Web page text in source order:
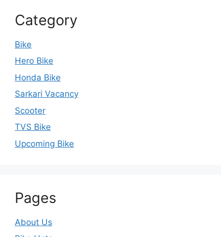
Category
Bike
Hero Bike
Honda Bike
Sarkari Vacancy
Scooter
TVS Bike
Upcoming Bike
Pages
About Us